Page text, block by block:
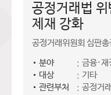
공정거래법
제재 강화
공정거래위원회 심판
분야
금융·재
대상
기타
관련부처
공정거